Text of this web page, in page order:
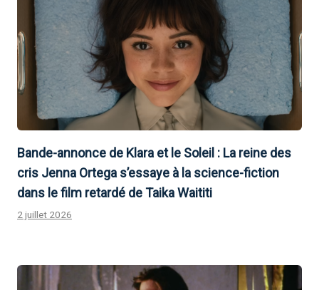
Bande-annonce de Klara et le Soleil : La reine des
cris Jenna Ortega s’essaye à la science-fiction
dans le film retardé de Taika Waititi
2 juillet 2026